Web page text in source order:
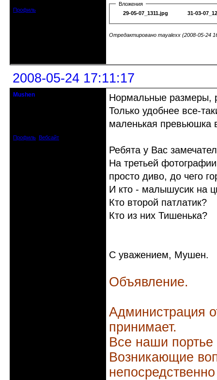
Профиль
Вложения
29-05-07_1311.jpg
31-03-
Отредактировано mayalexx (2008-05-24
2008-05-24 17:11:17
Mushen
Профиль Вебсайт
Нормальные размеры,
Только удобнее все-
маленькая превьюшка
Ребята у Вас
На третьей
просто диво, до чего
И кто - малышусик на
Кто второй патлатик?
Кто из них Тишенька?
С уважением, Мушен.
Объявление.
Администрация
принимает.
Все наши
Возникающие